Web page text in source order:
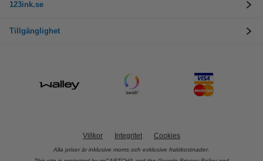
123ink.se
Tillgänglighet
Villkor Integritet Cookies
Alla priser är inklusive moms och exklusive fraktkostnader.